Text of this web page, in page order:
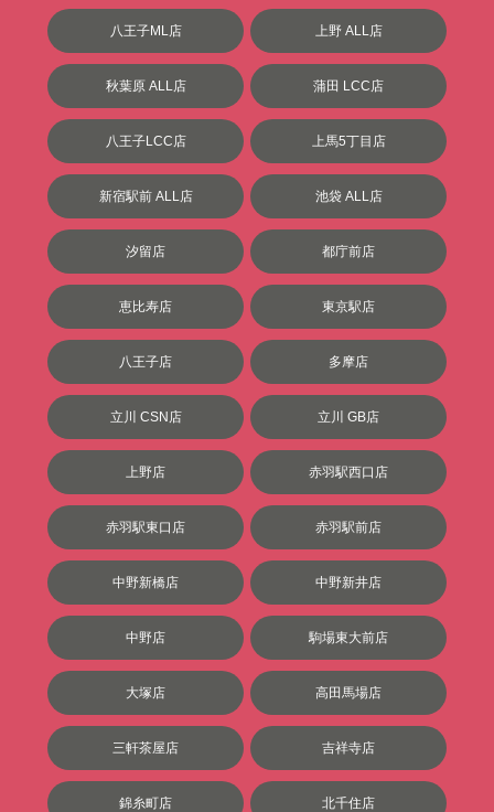
八王子ML店 上野 ALL店
秋葉原 ALL店 蒲田 LCC店
八王子LCC店 上馬5丁目店
新宿駅前 ALL店 池袋 ALL店
汐留店 都庁前店
恵比寿店 東京駅店
八王子店 多摩店
立川 CSN店 立川 GB店
上野店 赤羽駅西口店
赤羽駅東口店 赤羽駅前店
中野新橋店 中野新井店
中野店 駒場東大前店
大塚店 高田馬場店
三軒茶屋店 吉祥寺店
錦糸町店 北千住店